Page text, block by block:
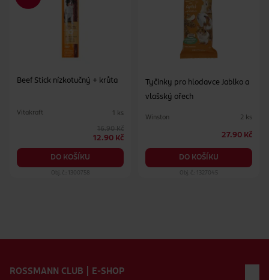
Beef Stick nízkotučný + krůta
Vitakraft 1 ks
16.90 Kč
12.90 Kč
DO KOŠÍKU
Obj. č.: 1300758
Tyčinky pro hlodavce Jablko a
vlašský ořech
Winston 2 ks
27.90 Kč
DO KOŠÍKU
Obj. č.: 1327045
ROSSMANN CLUB | E-SHOP